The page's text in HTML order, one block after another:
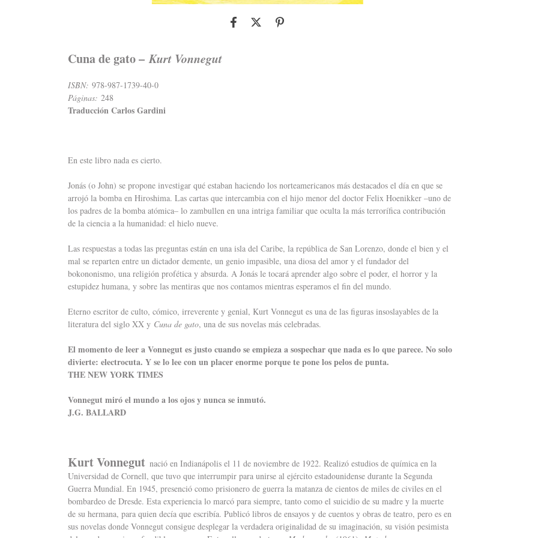
Cuna de gato –Kurt Vonnegut
ISBN:978-987-1739-40-0
Páginas:248
Traducción Carlos Gardini
En este libro nada es cierto.
Jonás (o John) se propone investigar qué estaban haciendo los norteamericanos más destacados el día en que se
arrojó la bomba en Hiroshima. Las cartas que intercambia con el hijo menor del doctor Felix Hoenikker –uno de
los padres de la bomba atómica– lo zambullen en una intriga familiar que oculta la más terrorífica contribución
de la ciencia a la humanidad: el hielo nueve.
Las respuestas a todas las preguntas están en una isla del Caribe, la república de San Lorenzo, donde el bien y el
mal se reparten entre un dictador demente, un genio impasible, una diosa del amor y el fundador del
bokononismo, una religión profética y absurda. A Jonás le tocará aprender algo sobre el poder, el horror y la
estupidez humana, y sobre las mentiras que nos contamos mientras esperamos el fin del mundo.
Eterno escritor de culto, cómico, irreverente y genial, Kurt Vonnegut es una de las figuras insoslayables de la
literatura del siglo XX y Cuna de gato, una de sus novelas más celebradas.
El momento de leer a Vonnegut es justo cuando se empieza a sospechar que nada es lo que parece. No solo
divierte: electrocuta. Y se lo lee con un placer enorme porque te pone los pelos de punta.
THE NEW YORK TIMES
Vonnegut miró el mundo a los ojos y nunca se inmutó.
J.G. BALLARD
Kurt Vonnegutnació en Indianápolis el 11 de noviembre de 1922. Realizó estudios de química en la
Universidad de Cornell, que tuvo que interrumpir para unirse al ejército estadounidense durante la Segunda
Guerra Mundial. En 1945, presenció como prisionero de guerra la matanza de cientos de miles de civiles en el
bombardeo de Dresde. Esta experiencia lo marcó para siempre, tanto como el suicidio de su madre y la muerte
de su hermana, para quien decía que escribía. Publicó libros de ensayos y de cuentos y obras de teatro, pero es en
sus novelas donde Vonnegut consigue desplegar la verdadera originalidad de su imaginación, su visión pesimista